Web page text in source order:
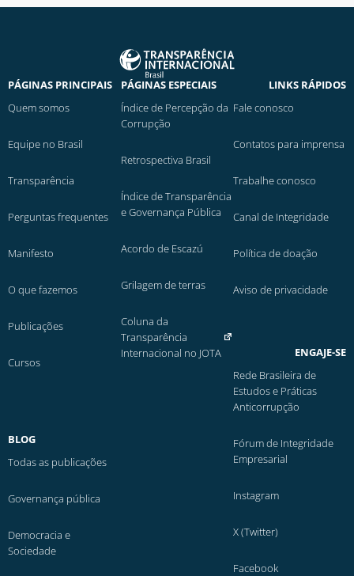
PÁGINAS PRINCIPAIS
Quem somos
Equipe no Brasil
Transparência
Perguntas frequentes
Manifesto
O que fazemos
Publicações
Cursos
BLOG
Todas as publicações
Governança pública
Democracia e
Sociedade
PÁGINAS ESPECIAIS
Índice de Percepção da
Corrupção
Retrospectiva Brasil
Índice de Transparência
e Governança Pública
Acordo de Escazú
Grilagem de terras
Coluna da
Transparência
Internacional no JOTA
LINKS RÁPIDOS
Fale conosco
Contatos para imprensa
Trabalhe conosco
Canal de Integridade
Política de doação
Aviso de privacidade
ENGAJE-SE
Rede Brasileira de
Estudos e Práticas
Anticorrupção
Fórum de Integridade
Empresarial
Instagram
X (Twitter)
Facebook